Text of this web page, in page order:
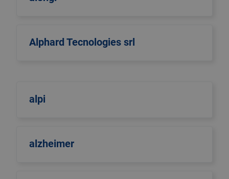
Alphard Tecnologies srl
alpi
alzheimer